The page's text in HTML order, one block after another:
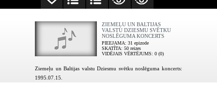
ZIEMEĻU UN BALTIJAS
VALSTU DZIESMU SVĒTKU
NOSLĒGUMA KONCERTS
PIEEJAMA: 31 epizode
SKATĪTA: 50 reizes
VIDĒJAIS VĒRTĒJUMS: 0 (0)
Ziemeļu un Baltijas valstu Dziesmu svētku noslēguma koncerts:
1995.07.15.